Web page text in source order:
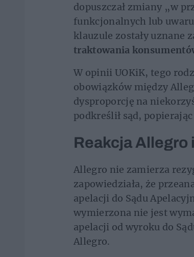
dopuszczał zmiany „w
funkcjonalnych lub
klauzule zostały uznane
traktowania
W opinii UOKiK, tego
obowiązków między
dysproporcję na
podkreślił sąd,
Reakcja Allegro
Allegro nie zamierza
zapowiedziała, że
apelacji do Sądu
wymierzona nie jest
apelacji od wyroku do
Allegro.